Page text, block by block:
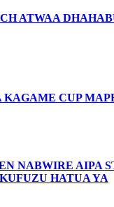
ATWAA
KAGAME CUP
NABWIRE AIPA
HATUA YA